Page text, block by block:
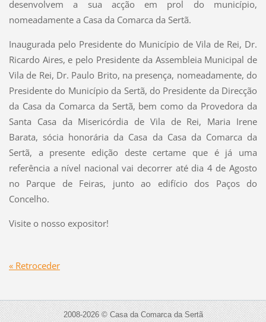
desenvolvem a sua acção em prol do município,
nomeadamente a Casa da Comarca da Sertã.
Inaugurada pelo Presidente do Município de Vila de Rei, Dr.
Ricardo Aires, e pelo Presidente da Assembleia Municipal de
Vila de Rei, Dr. Paulo Brito, na presença, nomeadamente, do
Presidente do Município da Sertã, do Presidente da Direcção
da Casa da Comarca da Sertã, bem como da Provedora da
Santa Casa da Misericórdia de Vila de Rei, Maria Irene
Barata, sócia honorária da Casa da Casa da Comarca da
Sertã, a presente edição deste certame que é já uma
referência a nível nacional vai decorrer até dia 4 de Agosto
no Parque de Feiras, junto ao edifício dos Paços do
Concelho.
Visite o nosso expositor!
« Retroceder
2008-2026 © Casa da Comarca da Sertã